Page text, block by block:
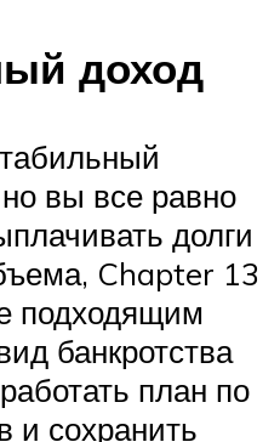
доход
вы все равно
долги
Chapter 13
подходящим
банкротства
план по
и сохранить